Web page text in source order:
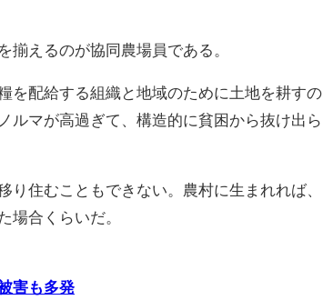
えるのが協同農場員である。
を配給する組織と地域のために土地を耕すの
ルマが高過ぎて、構造的に貧困から抜け出ら
住むこともできない。農村に生まれれば、
場合くらいだ。
害も多発